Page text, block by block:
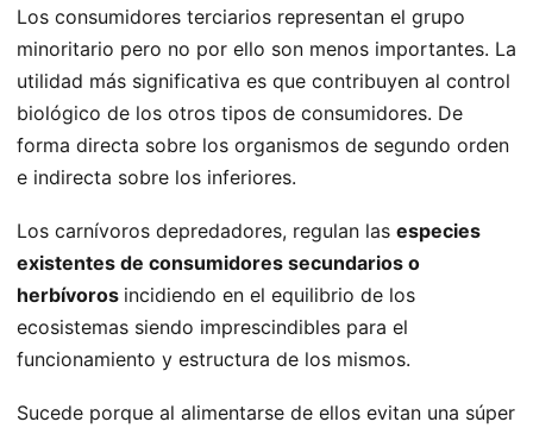
Los consumidores terciarios representan el grupo
minoritario pero no por ello son menos importantes. La
utilidad más significativa es que contribuyen al control
biológico de los otros tipos de consumidores. De
forma directa sobre los organismos de segundo orden
e indirecta sobre los inferiores.
Los carnívoros depredadores, regulan las especies
existentes de consumidores secundarios o
herbívoros incidiendo en el equilibrio de los
ecosistemas siendo imprescindibles para el
funcionamiento y estructura de los mismos.
Sucede porque al alimentarse de ellos evitan una súper